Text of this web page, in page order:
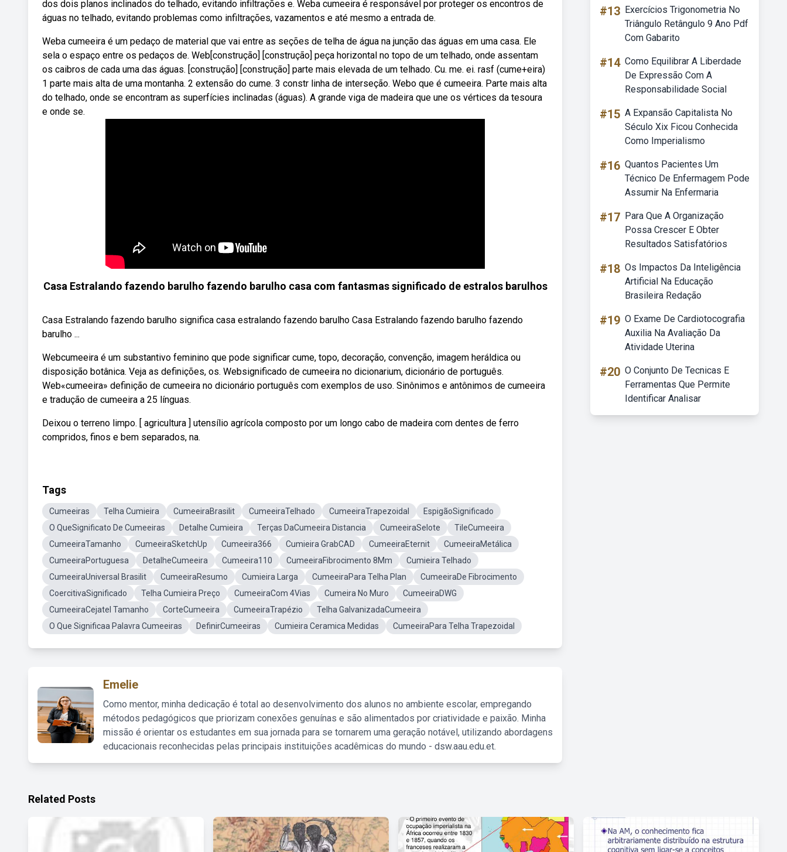
dos dois planos inclinados do telhado, evitando infiltrações e. Weba cumeeira é responsável por proteger os encontros de
águas no telhado, evitando problemas como infiltrações, vazamentos e até mesmo a entrada de.
Weba cumeeira é um pedaço de material que vai entre as seções de telha de água na junção das águas em uma casa. Ele
sela o espaço entre os pedaços de. Web[construção] [construção] peça horizontal no topo de um telhado, onde assentam
os caibros de cada uma das águas. [construção] [construção] parte mais elevada de um telhado. Cu. me. ei. rasf (cume+eira)
1 parte mais alta de uma montanha. 2 extensão do cume. 3 constr linha de interseção. Webo que é cumeeira. Parte mais alta
do telhado, onde se encontram as superfícies inclinadas (águas). A grande viga de madeira que une os vértices da tesoura
e onde se.
Casa Estralando fazendo barulho fazendo barulho casa com fantasmas significado de estralos barulhos
Casa Estralando fazendo barulho significa casa estralando fazendo barulho Casa Estralando fazendo barulho fazendo
barulho ...
Webcumeeira é um substantivo feminino que pode significar cume, topo, decoração, convenção, imagem heráldica ou
disposição botânica. Veja as definições, os. Websignificado de cumeeira no dicionarium, dicionário de português.
Web«cumeeira» definição de cumeeira no dicionário português com exemplos de uso. Sinônimos e antônimos de cumeeira
e tradução de cumeeira a 25 línguas.
Deixou o terreno limpo. [ agricultura ] utensílio agrícola composto por um longo cabo de madeira com dentes de ferro
compridos, finos e bem separados, na.
Tags
Cumeeiras Telha Cumieira CumeeiraBrasilit CumeeiraTelhado CumeeiraTrapezoidal
EspigãoSignificado
O QueSignificato De Cumeeiras
Detalhe Cumieira Terças DaCumeeira Distancia CumeeiraSelote
TileCumeeira
CumeeiraTamanho
CumeeiraSketchUp Cumeeira366 Cumieira GrabCAD CumeeiraEternit
CumeeiraMetálica
CumeeiraPortuguesa
DetalheCumeeira Cumeeira110 CumeeiraFibrocimento 8Mm
Cumieira Telhado
CumeeiraUniversal Brasilit
CumeeiraResumo Cumieira Larga CumeeiraPara Telha Plan
CumeeiraDe Fibrocimento
CoercitivaSignificado
Telha Cumieira Preço CumeeiraCom 4Vias Cumeira No Muro
CumeeiraDWG
CumeeiraCejatel Tamanho
CorteCumeeira CumeeiraTrapézio
Telha GalvanizadaCumeeira
O Que Significaa Palavra Cumeeiras
DefinirCumeeiras Cumieira Ceramica Medidas CumeeiraPara Telha Trapezoidal
Emelie
Como mentor, minha dedicação é total ao desenvolvimento dos alunos no ambiente escolar, empregando
métodos pedagógicos que priorizam conexões genuínas e são alimentados por criatividade e paixão. Minha
missão é orientar os estudantes em sua jornada para se tornarem uma geração notável, utilizando abordagens
educacionais reconhecidas pelas principais instituições acadêmicas do mundo - dsw.aau.edu.et.
#13 Exercícios Trigonometria No
Triângulo Retângulo 9 Ano Pdf
Com Gabarito
#14 Como Equilibrar A Liberdade
De Expressão Com A
Responsabilidade Social
#15 A Expansão Capitalista No
Século Xix Ficou Conhecida
Como Imperialismo
#16 Quantos Pacientes Um
Técnico De Enfermagem Pode
Assumir Na Enfermaria
#17 Para Que A Organização
Possa Crescer E Obter
Resultados Satisfatórios
#18 Os Impactos Da Inteligência
Artificial Na Educação
Brasileira Redação
#19 O Exame De Cardiotocografia
Auxilia Na Avaliação Da
Atividade Uterina
#20 O Conjunto De Tecnicas E
Ferramentas Que Permite
Identificar Analisar
Related Posts